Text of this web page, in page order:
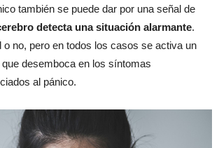
también se puede dar por una señal de
detecta una situación alarmante.
o no, pero en todos los casos se activa un
desemboca en los síntomas
al pánico.